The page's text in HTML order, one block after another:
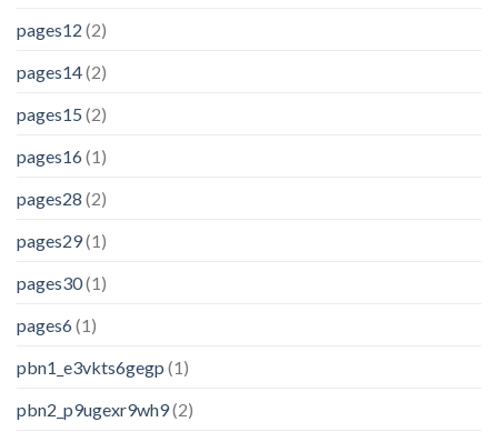
pages12 (2)
pages14(2)
pages15 (2)
pages16(1)
pages28 (2)
pages29(1)
pages30(1)
pages6(1)
pbn1_e3vkts6gegp (1)
pbn2_p9ugexr9wh9(2)